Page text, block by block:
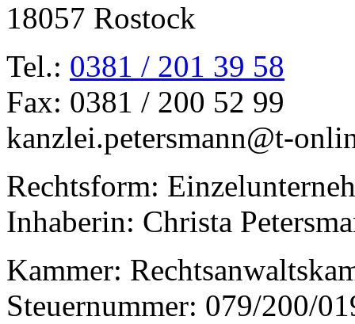
18057 Rostock
Tel.: 0381 / 201 39 58
Fax: 0381 / 200 52 99
kanzlei.petersmann@t-
Rechtsform:
Inhaberin: Christa
Kammer:
Steuernummer: 079/200/